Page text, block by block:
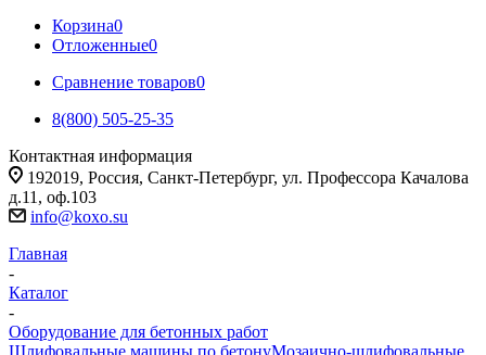
Корзина0
Отложенные0
Сравнение товаров0
8(800) 505-25-35
Контактная информация
192019, Россия, Санкт-Петербург, ул. Профессора Качалова
д.11, оф.103
info@koxo.su
Главная
-
Каталог
-
Оборудование для бетонных работ
Шлифовальные машины по бетонуМозаично-шлифовальные